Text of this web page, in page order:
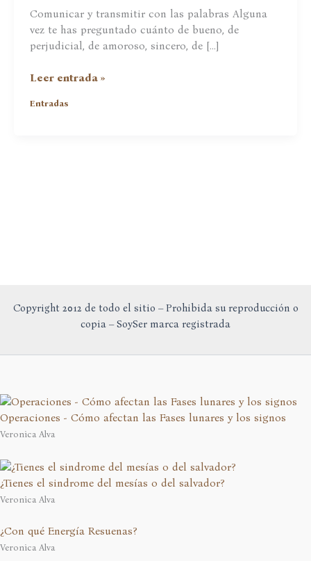
Comunicar y transmitir con las palabras Alguna
vez te has preguntado cuánto de bueno, de
perjudicial, de amoroso, sincero, de […]
¿Eres
del
Leer entrada »
Entradas
Copyright 2012 de todo el sitio – Prohibida su reproducción o
copia – SoySer marca registrada
Operaciones - Cómo afectan las Fases lunares y los signos
Veronica Alva
¿Tienes el sindrome del mesías o del salvador?
Veronica Alva
¿Con qué Energía Resuenas?
Veronica Alva